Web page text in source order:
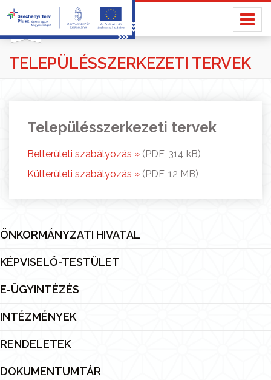
TELEPÜLÉSSZERKEZETI TERVEK
Településszerkezeti tervek
Belterületi szabályozás » (PDF, 314 kB)
Külterületi szabályozás » (PDF, 12 MB)
ÖNKORMÁNYZATI HIVATAL
KÉPVISELŐ-TESTÜLET
E-ÜGYINTÉZÉS
INTÉZMÉNYEK
RENDELETEK
DOKUMENTUMTÁR